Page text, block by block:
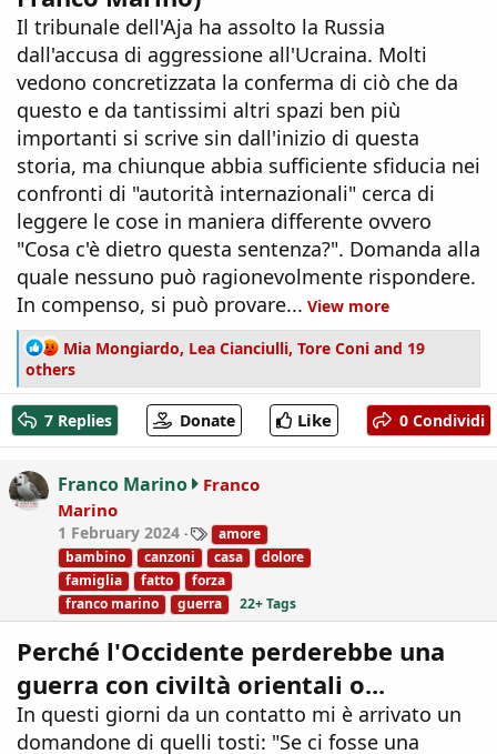
Il tribunale dell'Aja ha assolto la Russia
dall'accusa di aggressione all'Ucraina. Molti
vedono concretizzata la conferma di ciò che da
questo e da tantissimi altri spazi ben più
importanti si scrive sin dall'inizio di questa
storia, ma chiunque abbia sufficiente sfiducia nei
confronti di "autorità internazionali" cerca di
leggere le cose in maniera differente ovvero
"Cosa c'è dietro questa sentenza?". Domanda alla
quale nessuno può ragionevolmente rispondere.
In compenso, si può provare... View more
R
e
a
c
t
i
o
n
s
:
Mia Mongiardo, Lea Cianciulli, Tore Coni and 19
others
7 Replies Donate Like 0 Condividi
Franco Marino
Franco
Marino
1 February 2024
T
a
g
s
amore
bambino
canzoni casa
dolore
famiglia
fatto
forza
franco marino
guerra 22+ Tags
Perché l'Occidente perderebbe una
guerra con civiltà orientali o...
In questi giorni da un contatto mi è arrivato un
domandone di quelli tosti: "Se ci fosse una